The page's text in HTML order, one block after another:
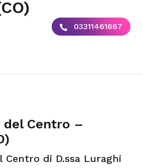
03311461667
Centro –
Centro di D.ssa Luraghi